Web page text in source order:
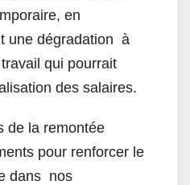
en
une dégradation à
qui pourrait
des salaires.
de la remontée
pour renforcer le
dans nos